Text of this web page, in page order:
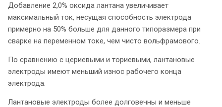
Добавление 2,0% оксида лантана увеличивает
максимальный ток, несущая способность электрода
примерно на 50% больше для данного типоразмера при
сварке на переменном токе, чем чисто вольфрамового.
По сравнению с цериевыми и ториевыми, лантановые
электроды имеют меньший износ рабочего конца
электрода.
Лантановые электроды более долговечны и меньше